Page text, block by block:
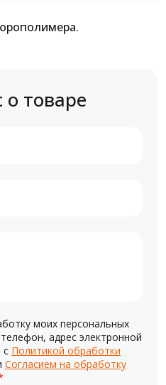
о товаре
моих персональных
адрес электронной
с Политикой обработки
Согласием на обработку